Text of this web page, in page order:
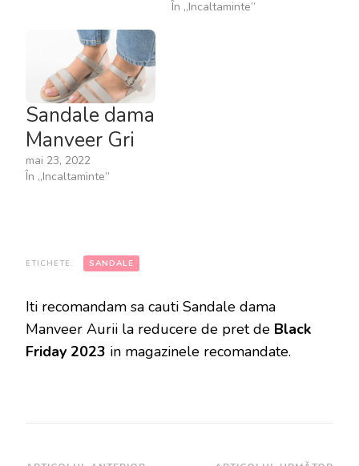
În „Incaltaminte”
Sandale dama
Manveer Gri
mai 23, 2022
În „Incaltaminte”
ETICHETE: SANDALE
Iti recomandam sa cauti Sandale dama
Manveer Aurii la reducere de pret de Black
Friday 2023 in magazinele recomandate.